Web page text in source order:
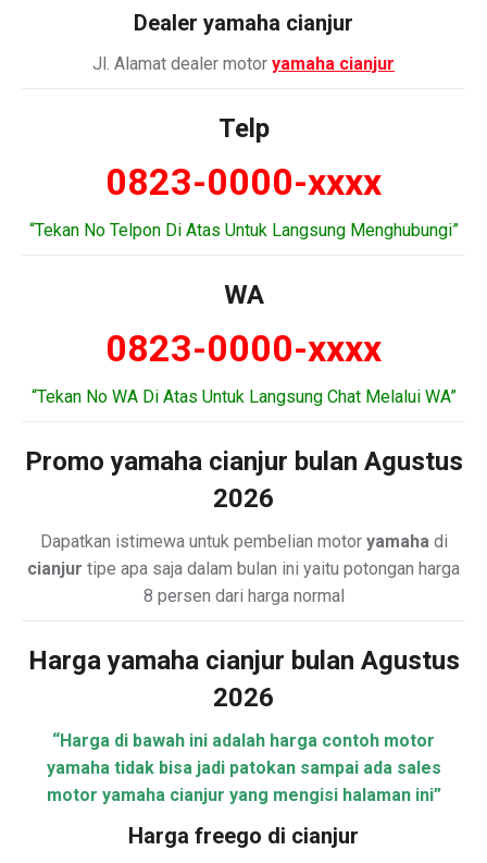
Dealer yamaha cianjur
Jl. Alamat dealer motor yamaha cianjur
Telp
0823-0000-xxxx
“Tekan No Telpon Di Atas Untuk Langsung Menghubungi”
WA
0823-0000-xxxx
“Tekan No WA Di Atas Untuk Langsung Chat Melalui WA”
Promo yamaha cianjur bulan Agustus
2026
Dapatkan istimewa untuk pembelian motor yamahadi
cianjur tipe apa saja dalam bulan ini yaitu potongan harga
8 persen dari harga normal
Harga yamaha cianjur bulan Agustus
2026
“Harga di bawah ini adalah harga contoh motor
yamaha tidak bisa jadi patokan sampai ada sales
motor yamaha cianjur yang mengisi halaman ini”
Harga freego di cianjur